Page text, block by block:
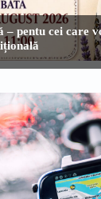
pentu cei care